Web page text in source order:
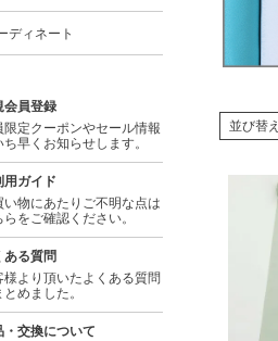
ディネート
会員登録
限定クーポンやセール情報
ち早くお知らせします。
用ガイド
い物にあたりご不明な点は
らをご確認ください。
ある質問
様より頂いたよくある質問
とめました。
・交換について
並び替え